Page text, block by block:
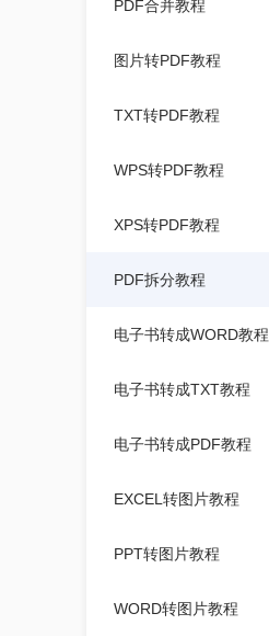
PDF合并教程
图片转PDF教程
TXT转PDF教程
WPS转PDF教程
XPS转PDF教程
PDF拆分教程
电子书转成WORD教程
电子书转成TXT教程
电子书转成PDF教程
EXCEL转图片教程
PPT转图片教程
WORD转图片教程